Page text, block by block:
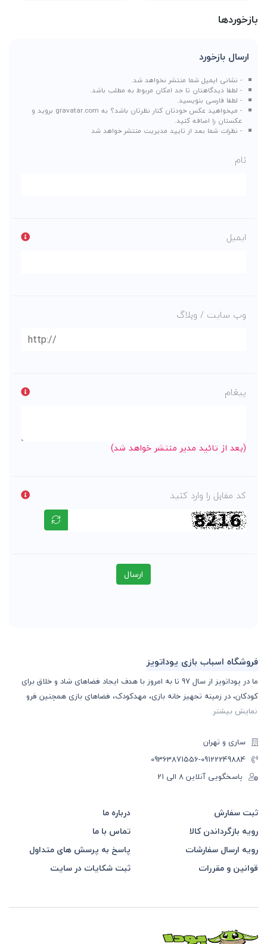
بازخوردها
ارسال بازخورد
- نشانی ایمیل شما منتشر نخواهد شد.
- لطفا دیدگاهتان تا حد امکان مربوط به مطلب باشد.
- لطفا فارسی بنویسید.
- میخواهید عکس خودتان کنار نظرتان باشد؟ به gravatar.com بروید و
عکستان را اضافه کنید.
- نظرات شما بعد از تایید مدیریت منتشر خواهد شد
نام
ایمیل
وب سایت / وبلاگ
پیغام
(بعد از تائید مدیر منتشر خواهد شد)
کد مقابل را وارد کنید
ارسال
فروشگاه اسباب بازی یوداتویز
ما در یوداتویز از سال 97 تا به امروز با هدف ایجاد فضاهای شاد و خلاق برای
کودکان، در زمینه تجهیز خانه بازی، مهدکودک، فضاهای بازی همچنین فرو
نمایش بیشتر
ساری و تهران
09122249884
-09363871556
پاسخگویی آنلاین 8 الی 21
ثبت سفارش
درباره ما
رویه بازگرداندن کالا
تماس با ما
رویه ارسال سفارشات
پاسخ به پرسش های متداول
قوانین و مقررات
ثبت شکایات در سایت